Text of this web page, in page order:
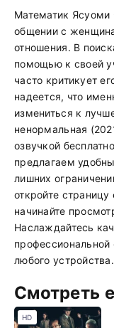
Математик Ясуоми
общении с
отношения. В
помощью к своей
часто критикует
надеется, что
измениться к
ненормальная
озвучкой
предлагаем
лишних
откройте
начинайте
Наслаждайтесь
любого устройства.
Смотреть
HD